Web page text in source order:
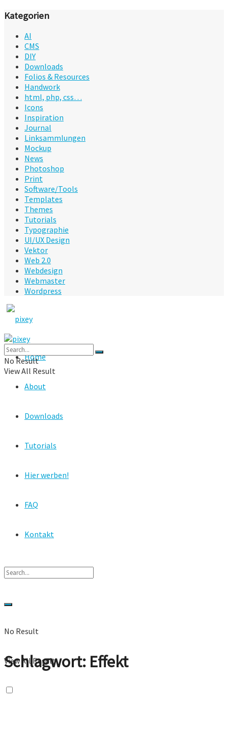
Kategorien
AI
CMS
DIY
Downloads
Folios & Resources
Handwork
html, php, css…
Icons
Inspiration
Journal
Linksammlungen
Mockup
News
Photoshop
Print
Software/Tools
Templates
Themes
Tutorials
Typographie
UI/UX Design
Vektor
Web 2.0
Webdesign
Webmaster
Wordpress
Home
About
Downloads
Tutorials
Hier werben!
FAQ
Kontakt
No Result
View All Result
No Result
View All Result
Schlagwort: Effekt